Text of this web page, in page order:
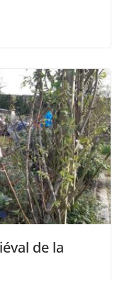
de la